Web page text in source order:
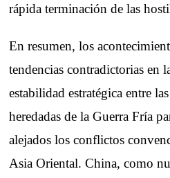
rápida terminación de las
En resumen, los
tendencias contradictorias en
estabilidad estratégica entre
heredadas de la Guerra Fría
alejados los conflictos
Asia Oriental. China, como